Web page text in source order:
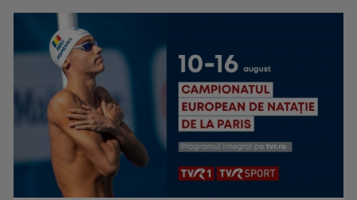
Universitatea de Vară, la Băile Tușnad | VIDEO